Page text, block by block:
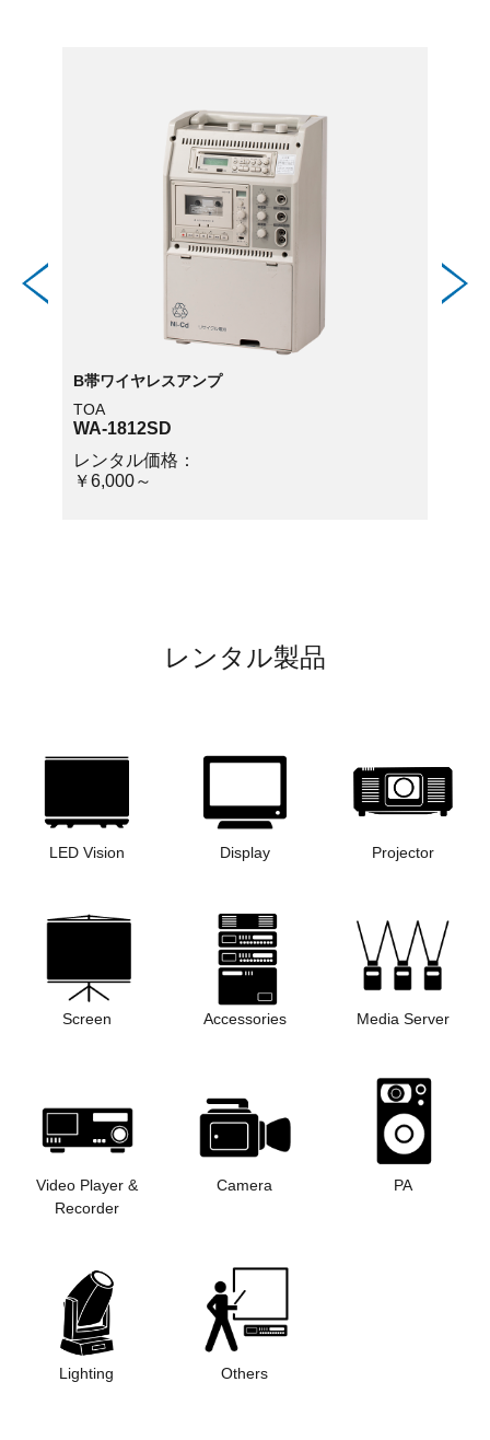
B帯ワイヤレスアンプ
TOA
WA-1812SD
レンタル価格：
￥6,000～
レンタル製品
LED Vision Display Projector
Screen Accessories Media Server
Video Player &
Recorder
Camera PA
Lighting Others